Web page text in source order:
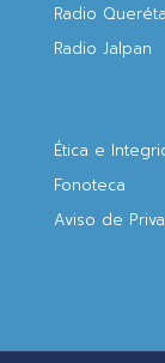
Radio
Radio Jalpan
Ética e
Fonoteca
Aviso de